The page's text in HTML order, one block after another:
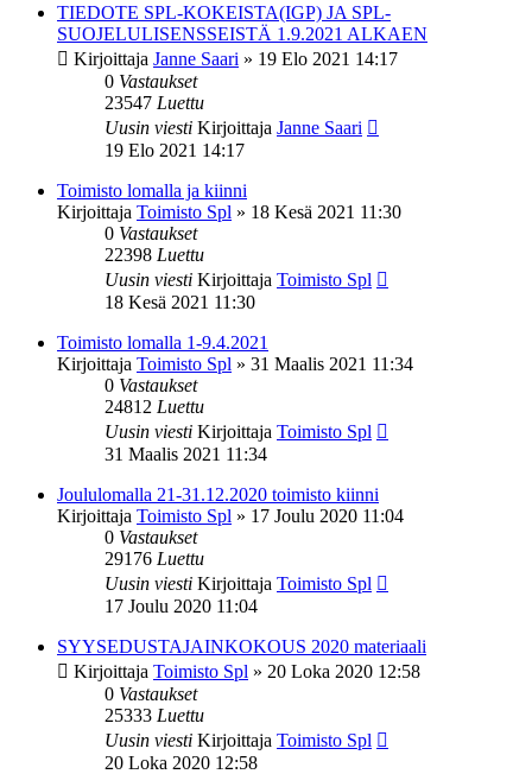
TIEDOTE SPL-KOKEISTA(IGP) JA SPL-
SUOJELULISENSSEISTÄ 1.9.2021 ALKAEN
Kirjoittaja Janne Saari » 19 Elo 2021 14:17
0 Vastaukset
23547 Luettu
Uusin viesti Kirjoittaja Janne Saari
19 Elo 2021 14:17
Toimisto lomalla ja kiinni
Kirjoittaja Toimisto Spl » 18 Kesä 2021 11:30
0 Vastaukset
22398 Luettu
Uusin viesti Kirjoittaja Toimisto Spl
18 Kesä 2021 11:30
Toimisto lomalla 1-9.4.2021
Kirjoittaja Toimisto Spl » 31 Maalis 2021 11:34
0 Vastaukset
24812 Luettu
Uusin viesti Kirjoittaja Toimisto Spl
31 Maalis 2021 11:34
Joululomalla 21-31.12.2020 toimisto kiinni
Kirjoittaja Toimisto Spl » 17 Joulu 2020 11:04
0 Vastaukset
29176 Luettu
Uusin viesti Kirjoittaja Toimisto Spl
17 Joulu 2020 11:04
SYYSEDUSTAJAINKOKOUS 2020 materiaali
Kirjoittaja Toimisto Spl » 20 Loka 2020 12:58
0 Vastaukset
25333 Luettu
Uusin viesti Kirjoittaja Toimisto Spl
20 Loka 2020 12:58